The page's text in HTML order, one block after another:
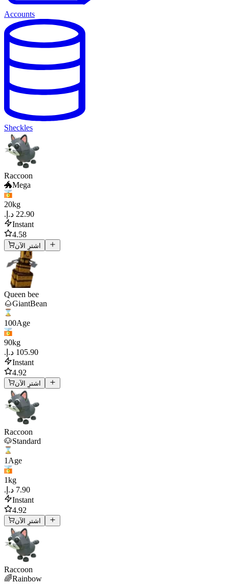
Accounts
Sheckles
Raccoon
🐲Mega
20kg
Instant
4.58
اشترِ الآن
Queen bee
🌰GiantBean
100Age
90kg
Instant
4.92
اشترِ الآن
Raccoon
🐶Standard
1 Age
1kg
Instant
4.92
اشترِ الآن
Raccoon
🌈Rainbow